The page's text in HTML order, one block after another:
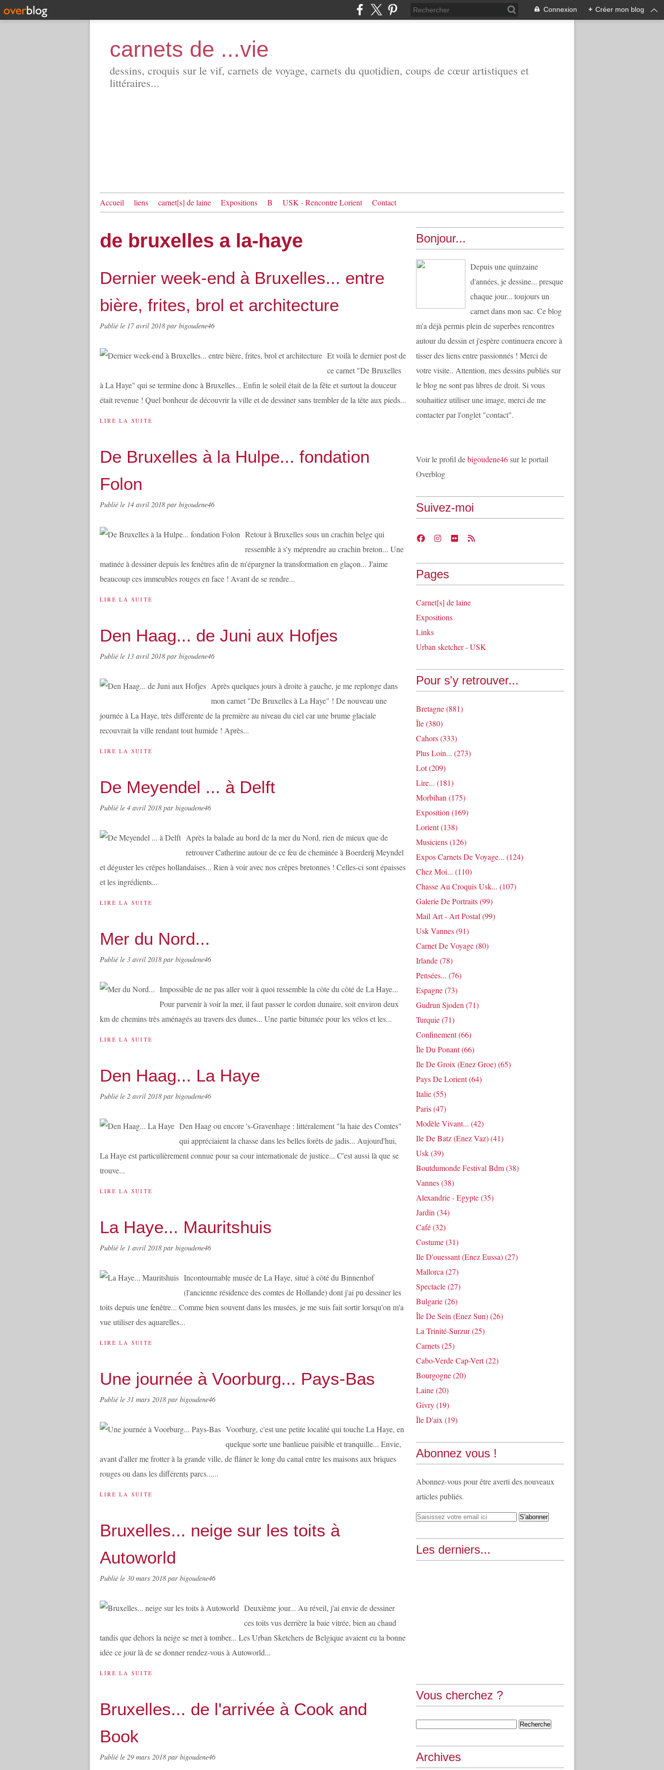
Connexion + Créer mon blog
carnets de ...vie
dessins, croquis sur le vif, carnets de voyage, carnets du quotidien, coups de cœur artistiques et
littéraires...
Accueil liens carnet[s] de laine Expositions B USK - Rencontre Lorient Contact
de bruxelles a la-haye
Dernier week-end à Bruxelles... entre
bière, frites, brol et architecture
Publié le 17 avril 2018 par bigoudene46
Et voilà le dernier post de
ce carnet "De Bruxelles
à La Haye" qui se termine donc à Bruxelles... Enfin le soleil était de la fête et surtout la douceur
était revenue ! Quel bonheur de découvrir la ville et de dessiner sans trembler de la tête aux pieds...
LIRE LA SUITE
De Bruxelles à la Hulpe... fondation
Folon
Publié le 14 avril 2018 par bigoudene46
Retour à Bruxelles sous un crachin belge qui
ressemble à s'y méprendre au crachin breton... Une
matinée à dessiner depuis les fenêtres afin de m'épargner la transformation en glaçon... J'aime
beaucoup ces immeubles rouges en face ! Avant de se rendre...
LIRE LA SUITE
Den Haag... de Juni aux Hofjes
Publié le 13 avril 2018 par bigoudene46
Après quelques jours à droite à gauche, je me replonge dans
mon carnet "De Bruxelles à La Haye" ! De nouveau une
journée à La Haye, très différente de la première au niveau du ciel car une brume glaciale
recouvrait la ville rendant tout humide ! Après...
LIRE LA SUITE
De Meyendel ... à Delft
Publié le 4 avril 2018 par bigoudene46
Après la balade au bord de la mer du Nord, rien de mieux que de
retrouver Catherine autour de ce feu de cheminée à Boerderij Meyndel
et déguster les crêpes hollandaises... Rien à voir avec nos crêpes bretonnes ! Celles-ci sont épaisses
et les ingrédients...
LIRE LA SUITE
Mer du Nord...
Publié le 3 avril 2018 par bigoudene46
Impossible de ne pas aller voir à quoi ressemble la côte du côté de La Haye...
Pour parvenir à voir la mer, il faut passer le cordon dunaire, soit environ deux
km de chemins très aménagés au travers des dunes... Une partie bitumée pour les vélos et les...
LIRE LA SUITE
Den Haag... La Haye
Publié le 2 avril 2018 par bigoudene46
Den Haag ou encore 's-Gravenhage : littéralement "la haie des Comtes"
qui appréciaient la chasse dans les belles forêts de jadis... Aujourd'hui,
La Haye est particulièrement connue pour sa cour internationale de justice... C'est aussi là que se
trouve...
LIRE LA SUITE
La Haye... Mauritshuis
Publié le 1 avril 2018 par bigoudene46
Incontournable musée de La Haye, situé à côté du Binnenhof
(l'ancienne résidence des comtes de Hollande) dont j'ai pu dessiner les
toits depuis une fenêtre... Comme bien souvent dans les musées, je me suis fait sortir lorsqu'on m'a
vue utiliser des aquarelles...
LIRE LA SUITE
Une journée à Voorburg... Pays-Bas
Publié le 31 mars 2018 par bigoudene46
Voorburg, c'est une petite localité qui touche La Haye, en
quelque sorte une banlieue paisible et tranquille... Envie,
avant d'aller me frotter à la grande ville, de flâner le long du canal entre les maisons aux briques
rouges ou dans les différents parcs......
LIRE LA SUITE
Bruxelles... neige sur les toits à
Autoworld
Publié le 30 mars 2018 par bigoudene46
Deuxième jour... Au réveil, j'ai envie de dessiner
ces toits vus derrière la baie vitrée, bien au chaud
tandis que dehors la neige se met à tomber... Les Urban Sketchers de Belgique avaient eu la bonne
idée ce jour là de se donner rendez-vous à Autoworld...
LIRE LA SUITE
Bruxelles... de l'arrivée à Cook and
Book
Publié le 29 mars 2018 par bigoudene46
Bonjour...
Depuis une quinzaine
d'années, je dessine... presque
chaque jour... toujours un
carnet dans mon sac. Ce blog
m'a déjà permis plein de superbes rencontres
autour du dessin et j'espère continuera encore à
tisser des liens entre passionnés ! Merci de
votre visite.. Attention, mes dessins publiés sur
le blog ne sont pas libres de droit. Si vous
souhaitiez utiliser une image, merci de me
contacter par l'onglet "contact".
Voir le profil debigoudene46sur le portail
Overblog
Suivez-moi
Pages
Carnet[s] de laine
Expositions
Links
Urban sketcher - USK
Pour s'y retrouver...
Bretagne(881)
Île(380)
Cahors(333)
Plus Loin... (273)
Lot(209)
Lire... (181)
Morbihan (175)
Exposition (169)
Lorient(138)
Musiciens(126)
Expos Carnets De Voyage... (124)
Chez Moi... (110)
Chasse Au Croquis Usk... (107)
Galerie De Portraits(99)
Mail Art - Art Postal (99)
Usk Vannes(91)
Carnet De Voyage(80)
Irlande(78)
Pensées... (76)
Espagne(73)
Gudrun Sjoden (71)
Turquie(71)
Confinement(66)
Île Du Ponant(66)
Ile De Groix (enez Groe)(65)
Pays De Lorient(64)
Italie(55)
Paris(47)
Modèle Vivant... (42)
Ile De Batz (enez Vaz)(41)
Usk(39)
Boutdumonde Festival Bdm(38)
Vannes(38)
Alexandrie - Egypte(35)
Jardin (34)
Café(32)
Costume(31)
Ile D'ouessant (enez Eussa)(27)
Mallorca (27)
Spectacle(27)
Bulgarie(26)
Île De Sein (enez Sun)(26)
La Trinité-Surzur(25)
Carnets(25)
Cabo-Verde Cap-Vert(22)
Bourgogne(20)
Laine(20)
Givry(19)
Île D'aix (19)
Abonnez vous !
Abonnez-vous pour être averti des nouveaux
articles publiés.
Les derniers...
Vous cherchez ?
Archives